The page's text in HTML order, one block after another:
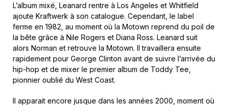
L’album mixé, Leanard rentre à Los Angeles et Whitfield
ajoute Kraftwerk à son catalogue. Cependant, le label
ferme en 1982, au moment où la Motown reprend du poil de
la bête grâce à Nile Rogers et Diana Ross. Leanard suit
alors Norman et retrouve la Motown. Il travaillera ensuite
rapidement pour George Clinton avant de suivre l’arrivée du
hip-hop et de mixer le premier album de Toddy Tee,
pionnier oublié du West Coast.
Il apparait encore jusque dans les années 2000, moment où